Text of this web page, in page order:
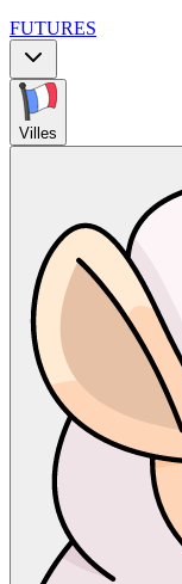
FUTURES
Villes